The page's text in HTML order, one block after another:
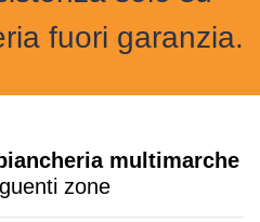
fuori garanzia.
multimarche
zone